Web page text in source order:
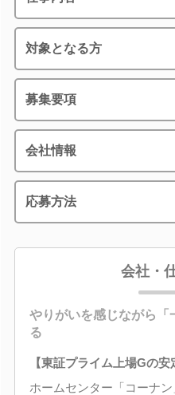
対象となる方
募集要項
会社情報
応募方法
会社・
やりがいを感じながら「
る
【東証プライム上場Gの
ホームセンター「コーナ